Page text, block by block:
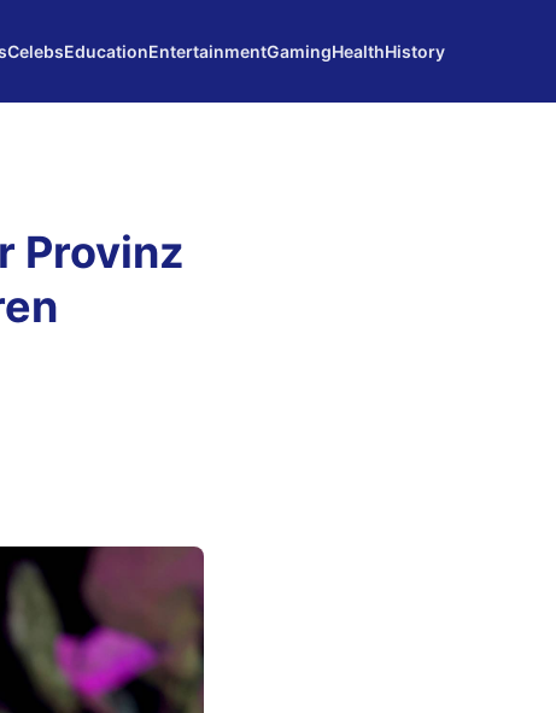
CelebsEducationEntertainmentGamingHealthHistory
Provinz